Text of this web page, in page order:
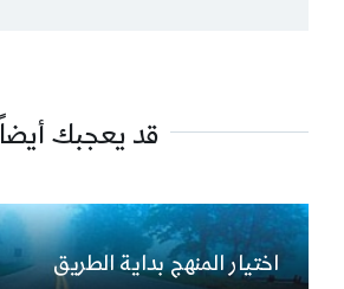
قد يعجبك أيضاً
اختيار المنهج بداية الطريق